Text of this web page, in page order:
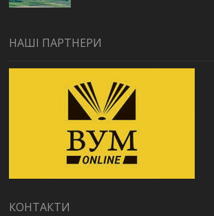
НАШІ ПАРТНЕРИ
КОНТАКТИ